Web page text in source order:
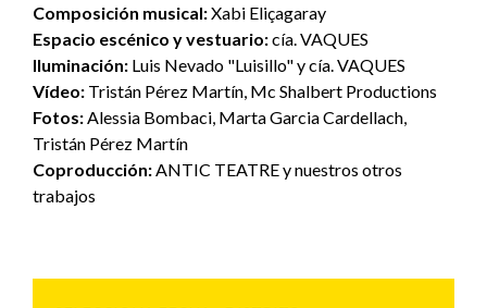
Composición musical:Xabi Eliçagaray
Espacio escénico y vestuario:cía. VAQUES
Iluminación: Luis Nevado "Luisillo" y cía. VAQUES
Vídeo: Tristán Pérez Martín, Mc Shalbert Productions
Fotos:Alessia Bombaci, Marta Garcia Cardellach,
Tristán Pérez Martín
Coproducción:ANTIC TEATRE y nuestros otros
trabajos